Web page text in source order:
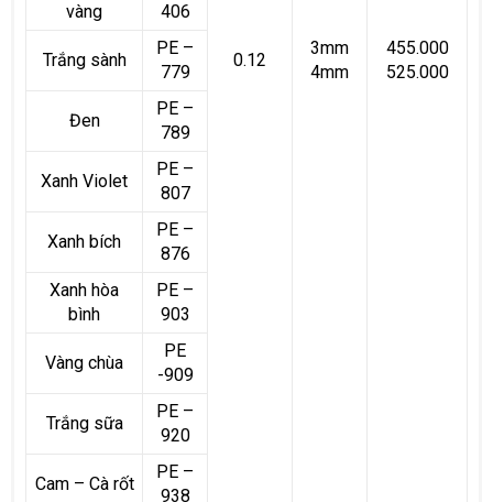
0.12
3mm
4mm
455.000
525.000
vàng
406
Trắng sành
PE –
779
Đen
PE –
789
Xanh Violet
PE –
807
Xanh bích
PE –
876
Xanh hòa
bình
PE –
903
Vàng chùa
PE
-909
Trắng sữa
PE –
920
Cam – Cà rốt
PE –
938